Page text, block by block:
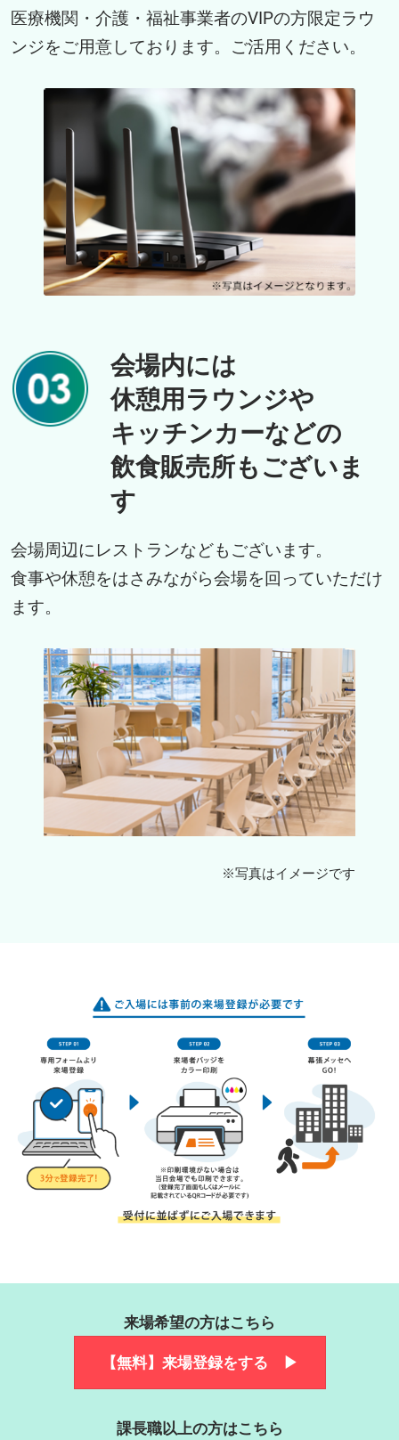
医療機関・介護・福祉事業者のVIPの方限定ラウ
ンジをご用意しております。ご活用ください。
会場内には
休憩用ラウンジや
キッチンカーなどの
飲食販売所もございま
す
会場周辺にレストランなどもございます。
食事や休憩をはさみながら会場を回っていただけ
ます。
※写真はイメージです
来場希望の方はこちら
【無料】来場登録をする ▶
課長職以上の方はこちら